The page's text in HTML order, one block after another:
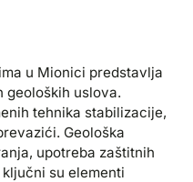
u Mionici predstavlja
geoloških uslova.
tehnika stabilizacije,
Geološka
upotreba zaštitnih
su elementi